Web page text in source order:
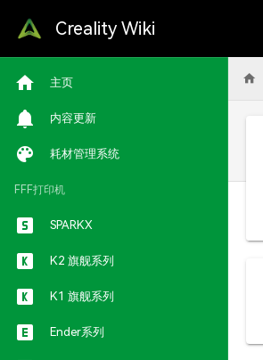
Creality Wiki
主页
内容更新
耗材管理系统
FFF打印机
SPARKX
K2 旗舰系列
K1 旗舰系列
Ender系列